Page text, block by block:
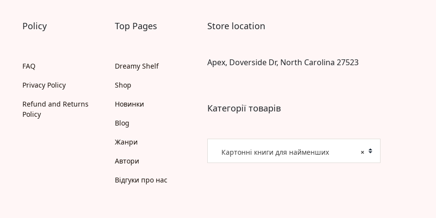
Адреси
Policy
FAQ
Privacy Policy
Refund and Returns
Policy
Top Pages
Dreamy Shelf
Shop
Новинки
Blog
Жанри
Автори
Відгуки про нас
Store location
Apex, Doverside Dr, North Carolina 27523
Категорії товарів
×
Картонні книги для найменших